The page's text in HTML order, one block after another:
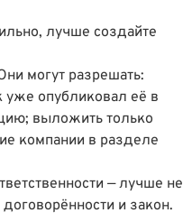
лучше создайте
могут разрешать:
уже опубликовал её в
выложить только
компании в разделе
— лучше не
и закон.